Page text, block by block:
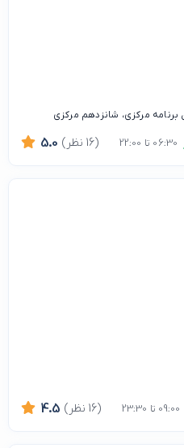
برنامه مرکزی، شانزدهم مرکزی
5.0 (16 نظر)
4.5 (16 نظر)